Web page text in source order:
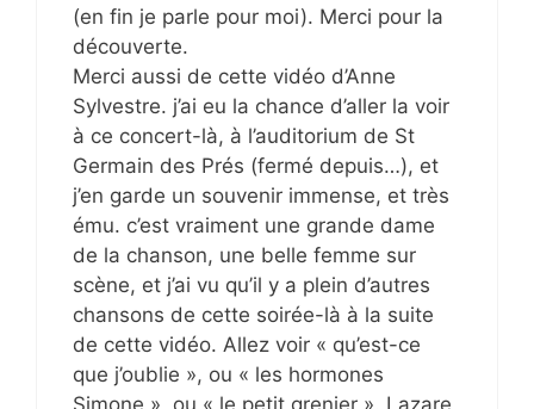
(en fin je parle pour moi). Merci pour la
découverte.
Merci aussi de cette vidéo d’Anne
Sylvestre. j’ai eu la chance d’aller la voir
à ce concert-là, à l’auditorium de St
Germain des Prés (fermé depuis…), et
j’en garde un souvenir immense, et très
ému. c’est vraiment une grande dame
de la chanson, une belle femme sur
scène, et j’ai vu qu’il y a plein d’autres
chansons de cette soirée-là à la suite
de cette vidéo. Allez voir « qu’est-ce
que j’oublie », ou « les hormones
Simone », ou « le petit grenier ». Lazare